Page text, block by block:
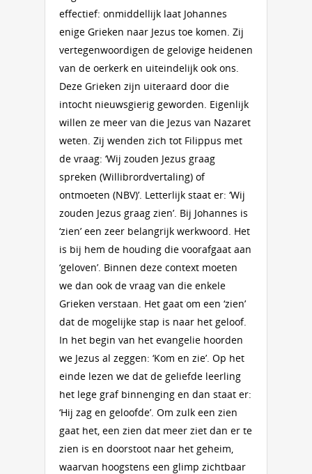
effectief: onmiddellijk laat Johannes
enige Grieken naar Jezus toe komen. Zij
vertegenwoordigen de gelovige heidenen
van de oerkerk en uiteindelijk ook ons.
Deze Grieken zijn uiteraard door die
intocht nieuwsgierig geworden. Eigenlijk
willen ze meer van die Jezus van Nazaret
weten. Zij wenden zich tot Filippus met
de vraag: ‘Wij zouden Jezus graag
spreken (Willibrordvertaling) of
ontmoeten (NBV)’. Letterlijk staat er: ‘Wij
zouden Jezus graag zien’. Bij Johannes is
‘zien’ een zeer belangrijk werkwoord. Het
is bij hem de houding die voorafgaat aan
‘geloven’. Binnen deze context moeten
we dan ook de vraag van die enkele
Grieken verstaan. Het gaat om een ‘zien’
dat de mogelijke stap is naar het geloof.
In het begin van het evangelie hoorden
we Jezus al zeggen: ‘Kom en zie’. Op het
einde lezen we dat de geliefde leerling
het lege graf binnenging en dan staat er:
‘Hij zag en geloofde’. Om zulk een zien
gaat het, een zien dat meer ziet dan er te
zien is en doorstoot naar het geheim,
waarvan hoogstens een glimp zichtbaar